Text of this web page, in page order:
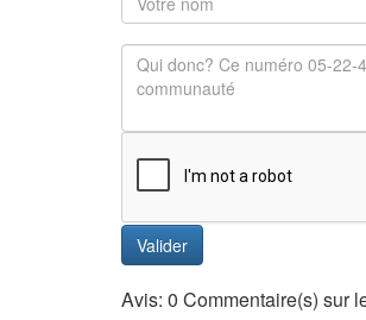
Valider
Avis: 0 Commentaire(s) sur